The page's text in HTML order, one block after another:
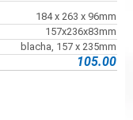
184 x 263 x 96mm
157x236x83mm
blacha, 157 x 235mm
105.00